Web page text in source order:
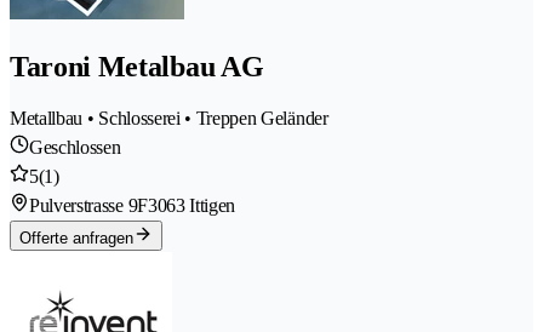
Taroni Metalbau AG
Metallbau • Schlosserei • Treppen Geländer
Geschlossen
5(1)
Pulverstrasse 9F3063 Ittigen
Offerte anfragen